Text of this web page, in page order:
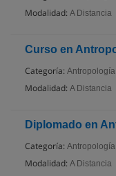
Modalidad: A Distancia
Curso en
Categoría: Antropología
Modalidad: A Distancia
Diplomado en
Categoría: Antropología
Modalidad: A Distancia